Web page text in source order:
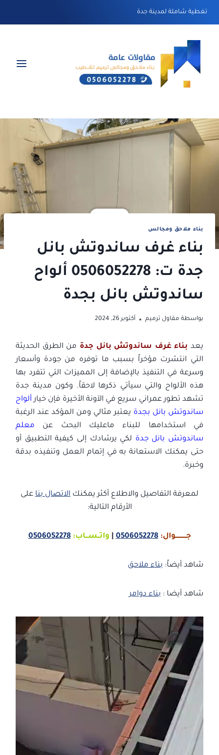
تغطية شاملة لمدينة جدة
بناء ملاحق ومجالس
بناء غرف ساندوتش بانل
جدة ت: 0506052278 ألواح
ساندوتش بانل بجدة
بواسطة مقاول ترميم أكتوبر 26, 2024
يعد بناء غرف ساندوتش بانل جدة من الطرق الحديثة
التي انتشرت مؤخراً بسبب ما توفره من جودة وأسعار
وسرعة في التنفيذ بالإضافة إلى المميزات التي تتفرد بها
هذه الألواح والتي سيأتي ذكرها لاحقاً. وكون مدينة جدة
تشهد تطور عمراني سريع في الآونة الأخيرة فإن خيار ألواح
ساندوتش بانل بجدة يعتبر مثالي ومن المؤكد عند الرغبة
في استخدامها للبناء ماعليك البحث عن معلم
ساندوتش بانل جدة لكي يرشادك إلى كيفية التطبيق أو
حتى يمكنك الاستعانة به في إتمام العمل وتنفيذه بدقة
وخبرة.
لمعرفة التفاصيل والاطلاع أكثر يمكنك الاتصال بنا على
الأرقام التالية:
جـــــــــــوال:0506052278 واتــســـاب:0506052278
شاهد أيضاً: بناء ملاحق
شاهد أيضا : بناء دوامر
م
غ
ل
د